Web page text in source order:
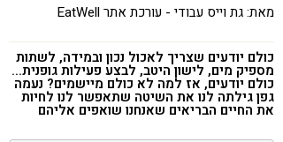
ילדים
תזונה וספורט
הפרעות קשב & ריכוז
אכילה רגשית
רגישות לגלוטן
טעים להכיר
קורונה
טבעונות
מאת: גת וייס עבודי - עורכת אתר EatWell
כולם יודעים שצריך לאכול נכון ובמידה, לשתות
מספיק מים, לישון היטב, לבצע פעילות גופנית...
כולם יודעים, אז למה לא כולם מיישמים? נעמה
גפן גילתה לנו את השיטה שתאפשר לנו לחיות
את החיים הבריאים שאנחנו שואפים אליהם